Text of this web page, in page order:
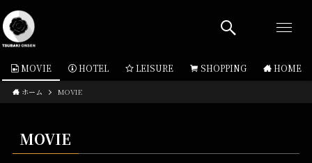
MOVIE HOTEL LEISURE SHOPPING HOME
ホーム MOVIE
MOVIE